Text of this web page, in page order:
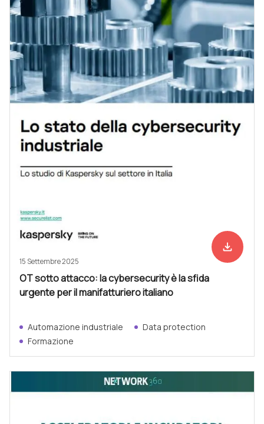
Scarica
file_download
15 Settembre 2025
OT sotto attacco: la cybersecurity è la sfida
urgente per il manifatturiero italiano
Automazione industriale
Data protection
Formazione